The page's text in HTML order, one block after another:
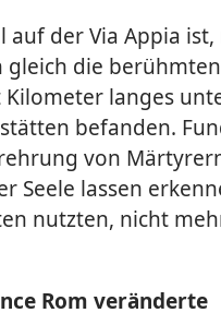
auf der Via Appia
gleich die
langes
befanden.
von
Seele lassen
nutzten, nicht
Rom veränderte